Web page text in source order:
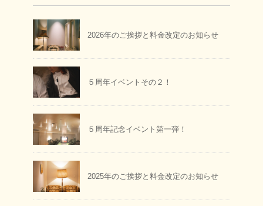
2026年のご挨拶と料金改定のお知らせ
５周年イベントその２！
５周年記念イベント第一弾！
2025年のご挨拶と料金改定のお知らせ